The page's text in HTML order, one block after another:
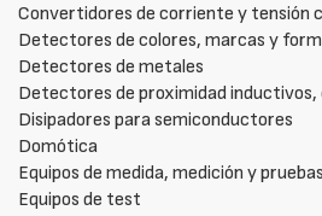
Convertidores de corriente y tensión
Detectores de colores, marcas y
Detectores de metales
Detectores de proximidad
Disipadores para semiconductores
Domótica
Equipos de medida, medición y pruebas
Equipos de test